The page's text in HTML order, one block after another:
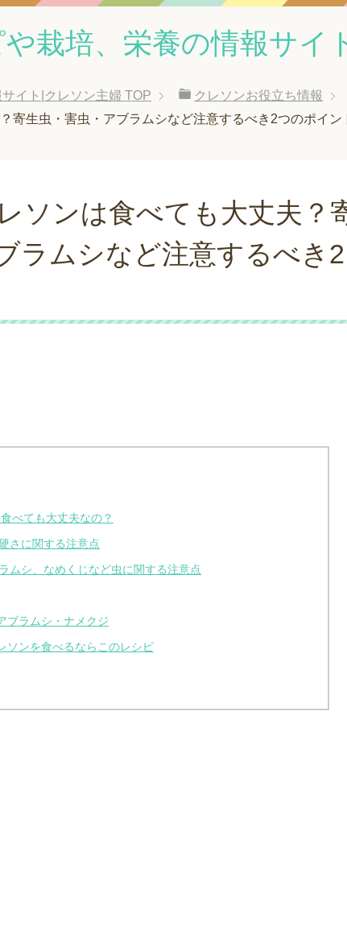
栽培、栄養の情報サイ
イト|クレソン主婦 TOP
クレソンお役立ち情報
寄生虫・害虫・アブラムシなど注意するべき2つのポイン
ソンは食べても大丈夫？
ラムシなど注意するべき2
べても大丈夫なの？
さに関する注意点
ムシ、なめくじなど虫に関する注意点
ブラムシ・ナメクジ
ソンを食べるならこのレシピ